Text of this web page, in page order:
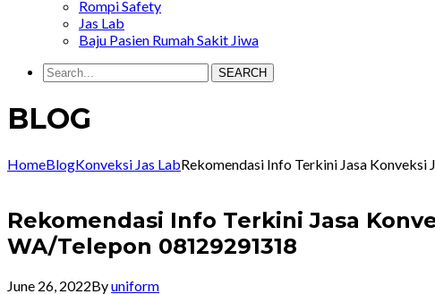
Rompi Safety
Jas Lab
Baju Pasien Rumah Sakit Jiwa
SEARCH
BLOG
HomeBlogKonveksi Jas LabRekomendasi Info Terkini Jasa
Rekomendasi Info Terkini Jasa
WA/Telepon 08129291318
June 26, 2022Byuniform